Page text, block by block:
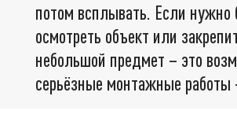
потом всплывать. Если нужно
осмотреть объект или
небольшой предмет – это
серьёзные монтажные работы